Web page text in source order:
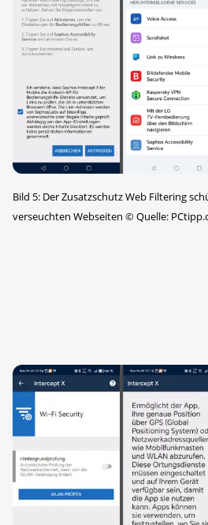
Bild 5: Der Zusatzschutz Web Filtering
verseuchten Webseiten ©Quelle: